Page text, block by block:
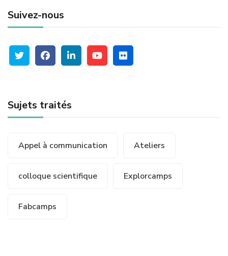
Suivez-nous
Sujets traités
Appel à communication Ateliers
colloque scientifique Explorcamps
Fabcamps